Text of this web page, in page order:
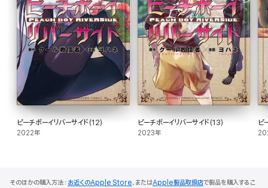
ピーチボーイリバーサイド(12)
2022年
ピーチボーイリバーサイド(13)
2023年
ピ
そのほかの購入方法： お近くのApple Store、またはApple製品取扱店で製品を購入するこ